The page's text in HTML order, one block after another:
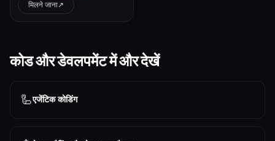
मिलने जाना↗︎
कोड और डेवलपमेंट में और देखें
🦾एजेंटिक कोडिंग